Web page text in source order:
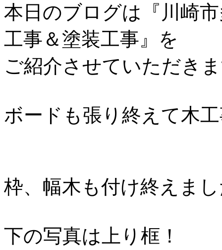
本日のブログは『川崎
工事＆塗装工事』を
ご紹介させていただき
ボードも張り終えて木
枠、幅木も付け終えま
下の写真は上り框！